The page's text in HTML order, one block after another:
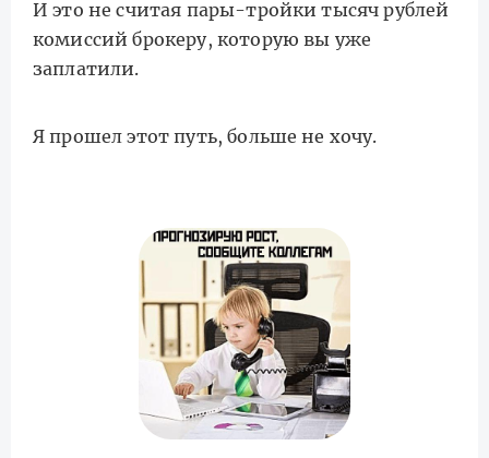
И это не считая пары-тройки тысяч рублей
комиссий брокеру, которую вы уже
заплатили.
Я прошел этот путь, больше не хочу.